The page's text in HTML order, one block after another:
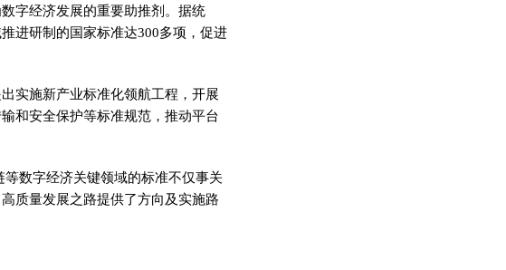
字经济发展的重要助推剂。据统
进研制的国家标准达300多项，促进
实施新产业标准化领航工程，开展
和安全保护等标准规范，推动平台
数字经济关键领域的标准不仅事关
质量发展之路提供了方向及实施路